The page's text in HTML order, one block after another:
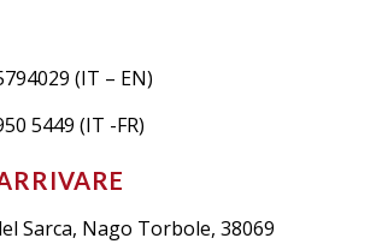
(IT – EN)
5449 (IT -FR)
Sarca, Nago Torbole, 38069